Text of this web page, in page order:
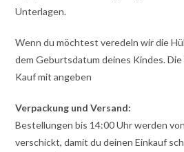
Unterlagen.
Wenn du möchtest veredeln wir die
dem Geburtsdatum deines Kindes.
Kauf mit angeben
Verpackung und Versand:
Bestellungen bis 14:00 Uhr werden
verschickt, damit du deinen Einkauf